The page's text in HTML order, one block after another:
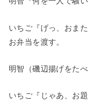
いちご『げっ、おま
お弁当を渡す。
明智（磯辺揚げをたべ
いちご『じゃあ、お